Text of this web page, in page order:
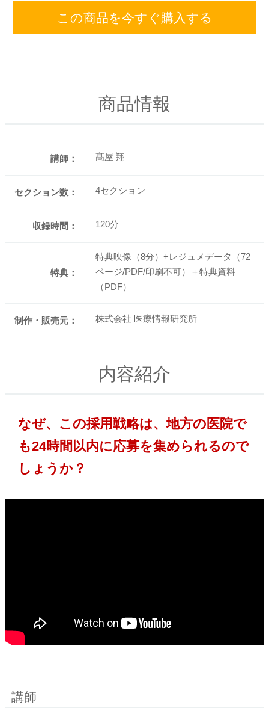
この商品を今すぐ購入する
商品情報
講師： 髙屋 翔
セクション数： 4セクション
収録時間： 120分
特典：
特典映像（8分）+レジュメデータ（72
ページ/PDF/印刷不可）＋特典資料
（PDF）
制作・販売元： 株式会社 医療情報研究所
内容紹介
なぜ、この採用戦略は、地方の医院で
も24時間以内に応募を集められるので
しょうか？
講師